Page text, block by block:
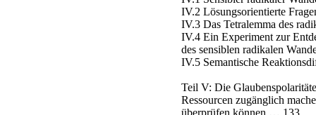
IV.2 Lösungsorientierte
IV.3 Das Tetralemma des
IV.4 Ein Experiment zur
des sensiblen radikalen
IV.5 Semantische
Teil V: Die
Ressourcen zugänglich
überprüfen können … 133